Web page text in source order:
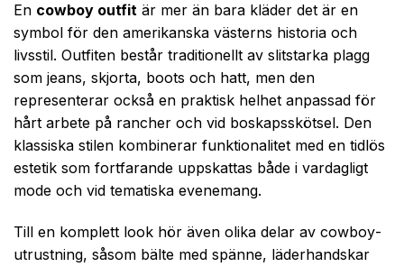
En cowboy outfit är mer än bara kläder det är en
symbol för den amerikanska västerns historia och
livsstil. Outfiten består traditionellt av slitstarka plagg
som jeans, skjorta, boots och hatt, men den
representerar också en praktisk helhet anpassad för
hårt arbete på rancher och vid boskapsskötsel. Den
klassiska stilen kombinerar funktionalitet med en tidlös
estetik som fortfarande uppskattas både i vardagligt
mode och vid tematiska evenemang.
Till en komplett look hör även olika delar av cowboy­
utrustning, såsom bälte med spänne, läderhandskar